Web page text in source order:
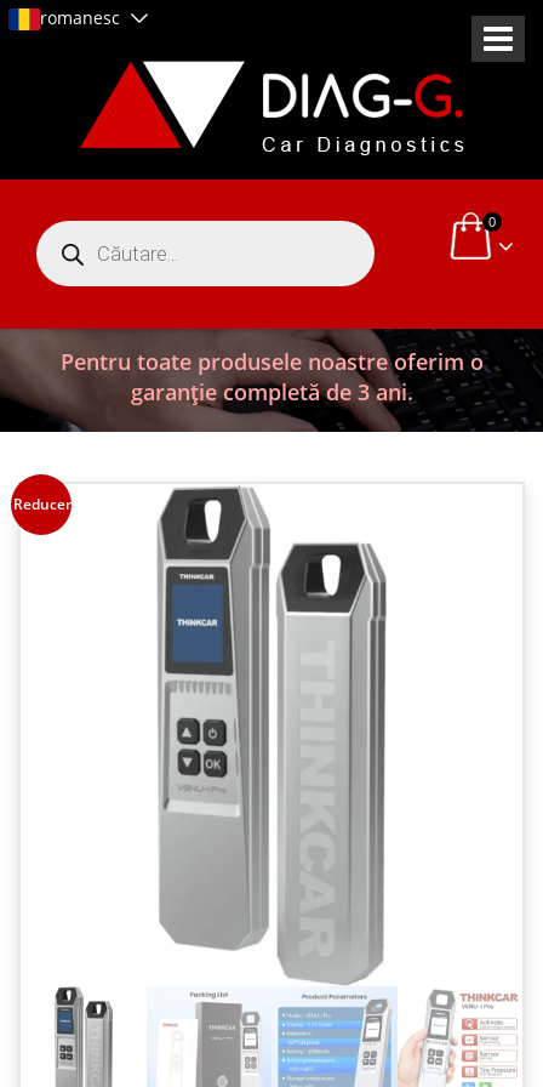
romanesc
Products
search
0
Pentru toate produsele noastre oferim o
garanție completă de 3 ani.
Reduceri!